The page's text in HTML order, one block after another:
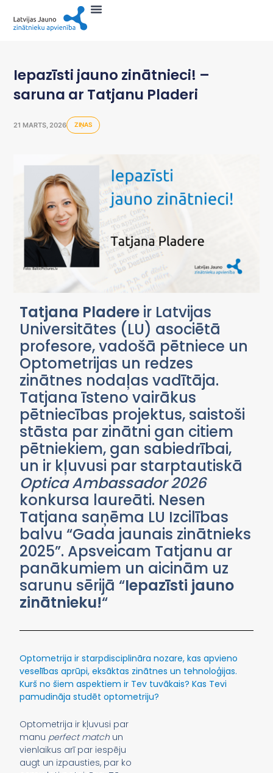
Iepazīsti jauno zinātnieci! –
saruna ar Tatjanu Pladeri
21 MARTS, 2026 ZIŅAS
Tatjana Pladere ir Latvijas
Universitātes (LU) asociētā
profesore, vadošā pētniece un
Optometrijas un redzes
zinātnes nodaļas vadītāja.
Tatjana īsteno vairākus
pētniecības projektus, saistoši
stāsta par zinātni gan citiem
pētniekiem, gan sabiedrībai,
un ir kļuvusi par starptautiskā
Optica Ambassador 2026
konkursa laureāti. Nesen
Tatjana saņēma LU Izcilības
balvu “Gada jaunais zinātnieks
2025”. Apsveicam Tatjanu ar
panākumiem un aicinām uz
sarunu sērijā “Iepazīsti jauno
zinātnieku!“
Optometrija ir starpdisciplināra nozare, kas apvieno
veselības aprūpi, eksāktas zinātnes un tehnoloģijas.
Kurš no šiem aspektiem ir Tev tuvākais? Kas Tevi
pamudināja studēt optometriju?
Optometrija ir kļuvusi par
manu perfect match un
vienlaikus arī par iespēju
augt un izpausties, par ko